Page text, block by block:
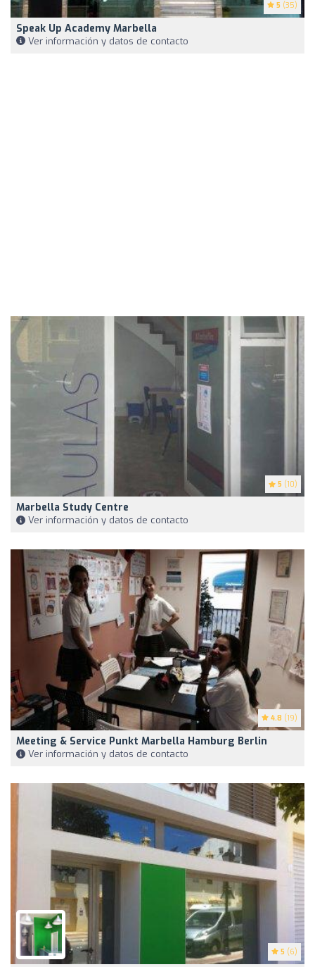
5 (35)
Speak Up Academy Marbella
Ver información y datos de contacto
5 (10)
Marbella Study Centre
Ver información y datos de contacto
4.8 (19)
Meeting & Service Punkt Marbella Hamburg Berlin
Ver información y datos de contacto
5 (6)